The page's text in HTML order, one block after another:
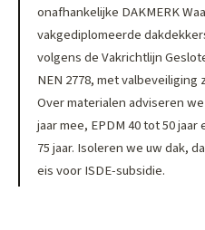
onafhankelijke DAKMERK
vakgediplomeerde
volgens de Vakrichtlijn
NEN 2778, met
Over materialen adviseren
jaar mee, EPDM 40 tot 50
75 jaar. Isoleren we uw dak,
eis voor ISDE-subsidie.